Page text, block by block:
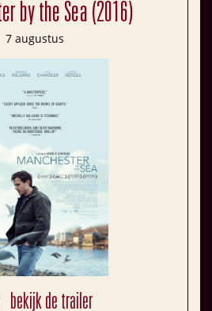
by the Sea (2016)
7 augustus
bekijk de trailer